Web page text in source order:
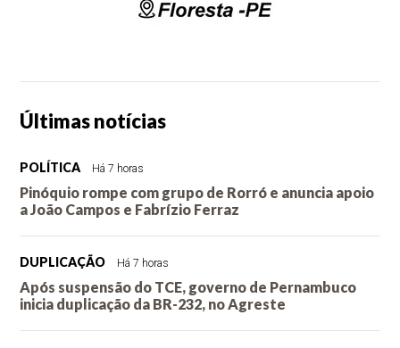
Últimas notícias
POLÍTICA Há 7 horas
Pinóquio rompe com grupo de Rorró e anuncia apoio
a João Campos e Fabrízio Ferraz
DUPLICAÇÃO Há 7 horas
Após suspensão do TCE, governo de Pernambuco
inicia duplicação da BR-232, no Agreste